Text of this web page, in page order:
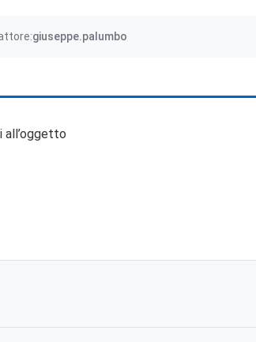
giuseppe.palumbo
all’oggetto